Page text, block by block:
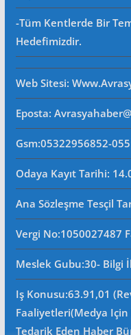
-Tüm Kentlerde Bir
Hedefimizdir.
Web Sitesi:
Eposta:
Gsm:05322956852-
Odaya Kayıt Tarihi:
Ana Sözleşme Tesçil
Vergi No:1050027487
Meslek Gubu:30- Bilgi
Iş Konusu:63.91,01
Faaliyetleri(Medya Için
Tedarik Eden Haber